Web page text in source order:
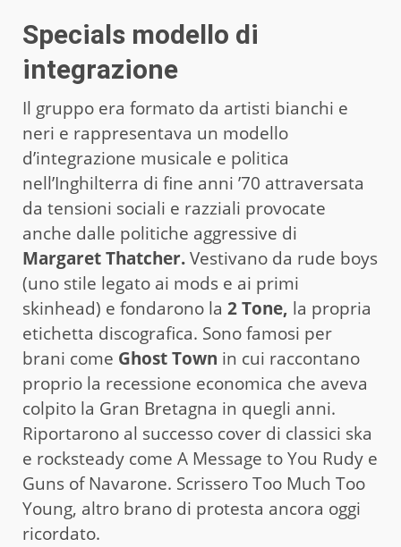
Specials modello di
integrazione
Il gruppo era formato da artisti bianchi e
neri e rappresentava un modello
d’integrazione musicale e politica
nell’Inghilterra di fine anni ’70 attraversata
da tensioni sociali e razziali provocate
anche dalle politiche aggressive di
Margaret Thatcher.Vestivano da rude boys
(uno stile legato ai mods e ai primi
skinhead) e fondarono la 2 Tone, la propria
etichetta discografica. Sono famosi per
brani come Ghost Town in cui raccontano
proprio la recessione economica che aveva
colpito la Gran Bretagna in quegli anni.
Riportarono al successo cover di classici ska
e rocksteady come A Message to You Rudy e
Guns of Navarone. Scrissero Too Much Too
Young, altro brano di protesta ancora oggi
ricordato.